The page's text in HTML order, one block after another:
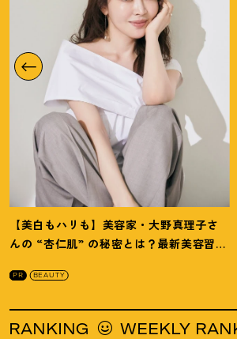
【美白もハリも】美容家・大野真理子さ
んの “杏仁肌” の秘密とは ？ 最新美容習慣
PR BEAUTY
WEEKLY RANKING